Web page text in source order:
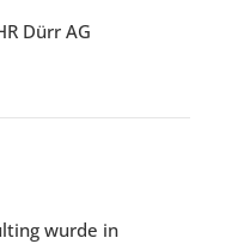
Dürr AG
wurde in